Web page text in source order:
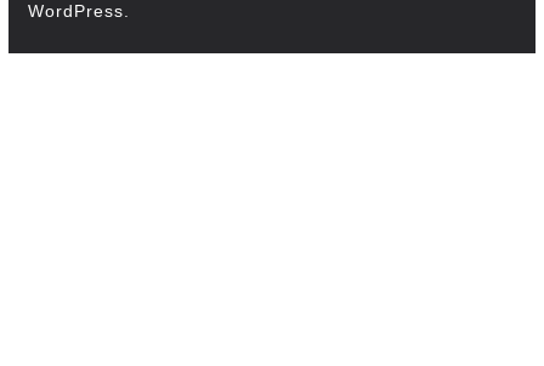
WordPress.